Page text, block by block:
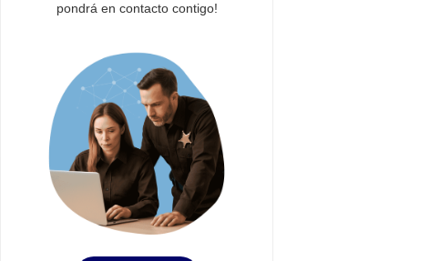
pondrá en contacto contigo!